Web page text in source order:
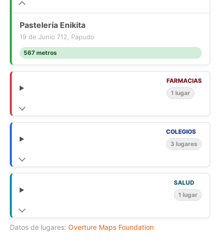
Pastelería Enikita
19 de Junio 712, Papudo
567 metros
FARMACIAS
1 lugar
COLEGIOS
3 lugares
SALUD
1 lugar
Datos de lugares: Overture Maps Foundation